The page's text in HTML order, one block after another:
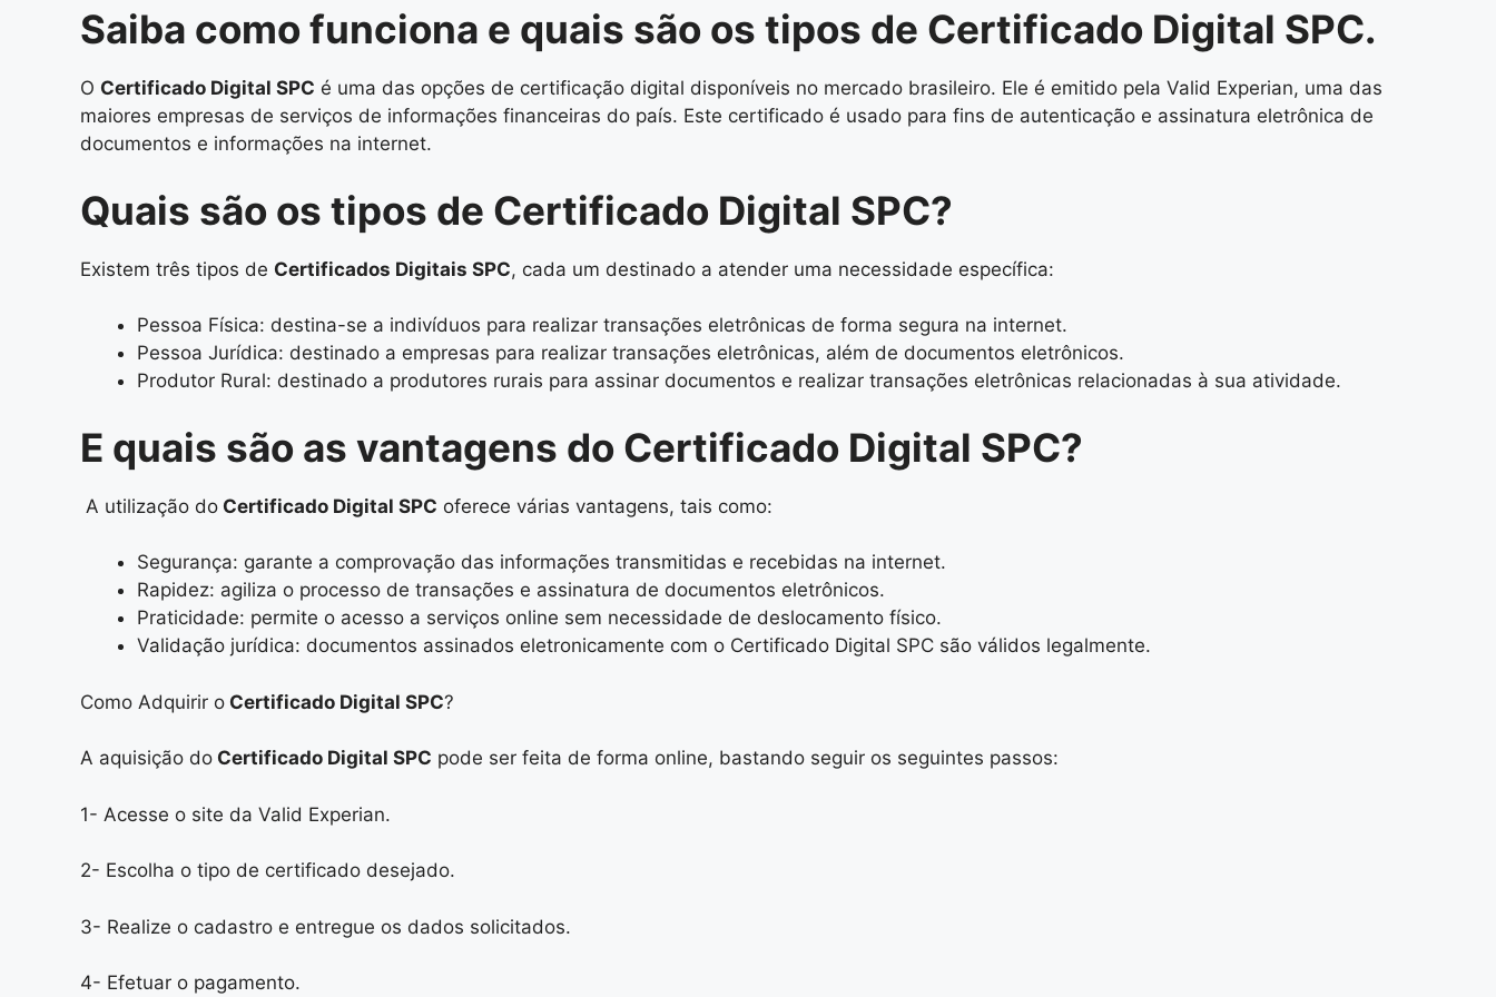
Saiba como funciona e quais são os tipos de Certificado Digital SPC.
O Certificado Digital SPC é uma das opções de certificação digital disponíveis no mercado brasileiro. Ele é emitido pela Valid Experian, uma das
maiores empresas de serviços de informações financeiras do país. Este certificado é usado para fins de autenticação e assinatura eletrônica de
documentos e informações na internet.
Quais são os tipos de Certificado Digital SPC?
Existem três tipos de Certificados Digitais SPC, cada um destinado a atender uma necessidade específica:
Pessoa Física: destina-se a indivíduos para realizar transações eletrônicas de forma segura na internet.
Pessoa Jurídica: destinado a empresas para realizar transações eletrônicas, além de documentos eletrônicos.
Produtor Rural: destinado a produtores rurais para assinar documentos e realizar transações eletrônicas relacionadas à sua atividade.
E quais são as vantagens do Certificado Digital SPC?
A utilização do Certificado Digital SPC oferece várias vantagens, tais como:
Segurança: garante a comprovação das informações transmitidas e recebidas na internet.
Rapidez: agiliza o processo de transações e assinatura de documentos eletrônicos.
Praticidade: permite o acesso a serviços online sem necessidade de deslocamento físico.
Validação jurídica: documentos assinados eletronicamente com o Certificado Digital SPC são válidos legalmente.
Como Adquirir o Certificado Digital SPC?
A aquisição do Certificado Digital SPC pode ser feita de forma online, bastando seguir os seguintes passos:
1- Acesse o site da Valid Experian.
2- Escolha o tipo de certificado desejado.
3- Realize o cadastro e entregue os dados solicitados.
4- Efetuar o pagamento.